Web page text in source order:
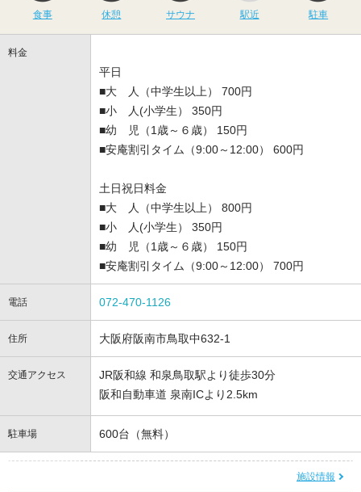
食事 休憩 サウナ 駅近 駐車
料金
平日
■大 人（中学生以上） 700円
■小 人(小学生） 350円
■幼 児（1歳～６歳） 150円
■安庵割引タイム（9:00～12:00） 600円
土日祝日料金
■大 人（中学生以上） 800円
■小 人(小学生） 350円
■幼 児（1歳～６歳） 150円
■安庵割引タイム（9:00～12:00） 700円
電話 072-470-1126
住所 大阪府阪南市鳥取中632-1
交通アクセス
JR阪和線 和泉鳥取駅より徒歩30分
阪和自動車道 泉南ICより2.5km
駐車場 600台（無料）
施設情報